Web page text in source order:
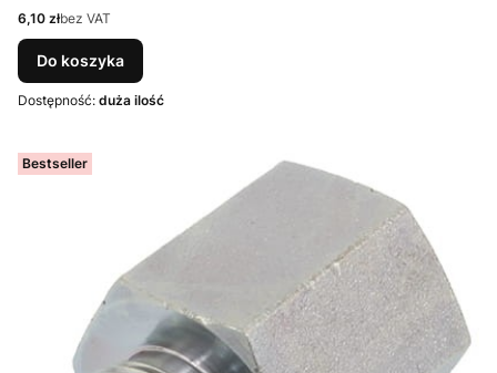
Cena
6,10 złbez VAT
Do koszyka
Dostępność: duża ilość
Bestseller